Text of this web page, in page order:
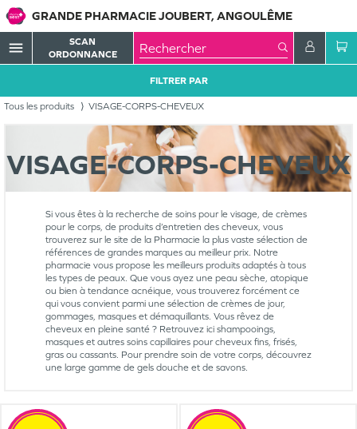
GRANDE PHARMACIE JOUBERT, ANGOULÊME
menu
SCAN
ORDONNANCE
Tous les produits VISAGE-CORPS-CHEVEUX
FILTRER PAR
VISAGE-CORPS-CHEVEUX
Si vous êtes à la recherche de soins pour le visage, de crèmes
pour le corps, de produits d’entretien des cheveux, vous
trouverez sur le site de la Pharmacie la plus vaste sélection de
références de grandes marques au meilleur prix. Notre
pharmacie vous propose les meilleurs produits adaptés à tous
les types de peaux. Que vous ayez une peau sèche, atopique
ou bien à tendance acnéique, vous trouverez forcément ce
qui vous convient parmi une sélection de crèmes de jour,
gommages, masques et démaquillants. Vous rêvez de
cheveux en pleine santé ? Retrouvez ici shampooings,
masques et autres soins capillaires pour cheveux fins, frisés,
gras ou cassants. Pour prendre soin de votre corps, découvrez
une large gamme de gels douche et de savons.